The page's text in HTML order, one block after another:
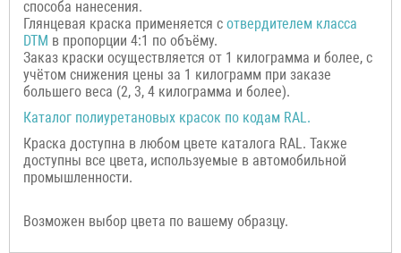
способа нанесения.
Глянцевая краска применяется с отвердителем класса
DTM в пропорции 4:1 по объёму.
Заказ краски осуществляется от 1 килограмма и более, с
учётом снижения цены за 1 килограмм при заказе
большего веса (2, 3, 4 килограмма и более).
Каталог полиуретановых красок по кодам RAL.
Краска доступна в любом цвете каталога RAL. Также
доступны все цвета, используемые в автомобильной
промышленности.
Возможен выбор цвета по вашему образцу.